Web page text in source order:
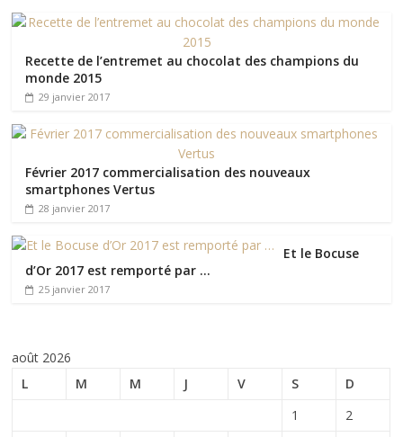
Recette de l’entremet au chocolat des champions du
monde 2015
29 janvier 2017
Février 2017 commercialisation des nouveaux
smartphones Vertus
28 janvier 2017
Et le Bocuse
d’Or 2017 est remporté par …
25 janvier 2017
août 2026
L
M M J V S
D
1
2